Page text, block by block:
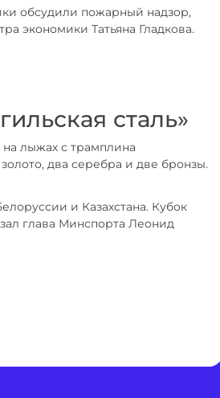
обсудили пожарный надзор,
экономики Татьяна Гладкова.
сталь»
лыжах с трамплина
два серебра и две бронзы.
и Казахстана. Кубок
глава Минспорта Леонид